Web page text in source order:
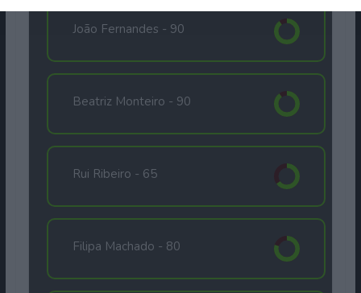
João Fernandes - 90
Beatriz Monteiro - 90
Rui Ribeiro - 65
Filipa Machado - 80